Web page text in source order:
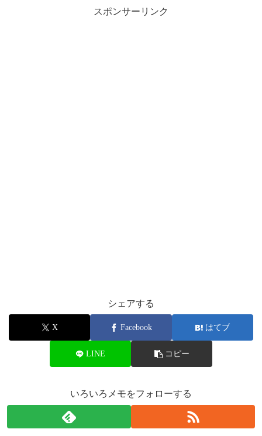
スポンサーリンク
シェアする
X Facebook はてブ
LINE コピー
いろいろメモをフォローする